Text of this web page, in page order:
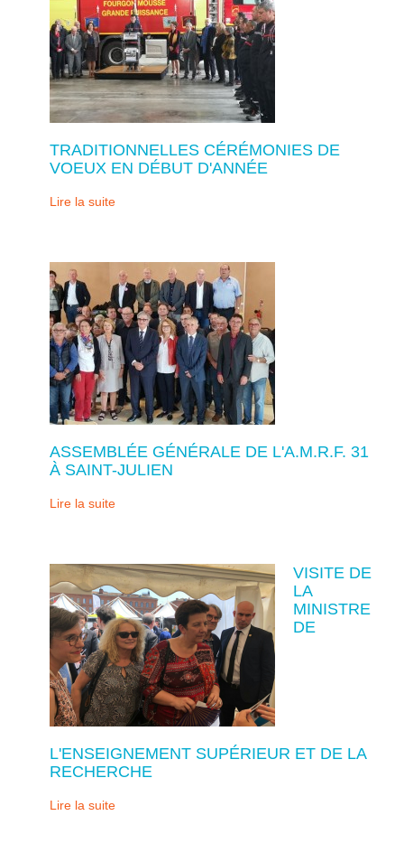
TRADITIONNELLES CÉRÉMONIES DE
VOEUX EN DÉBUT D'ANNÉE
Lire la suite
ASSEMBLÉE GÉNÉRALE DE L'A.M.R.F. 31
À SAINT-JULIEN
Lire la suite
VISITE DE
LA
MINISTRE
DE
L'ENSEIGNEMENT SUPÉRIEUR ET DE LA
RECHERCHE
Lire la suite